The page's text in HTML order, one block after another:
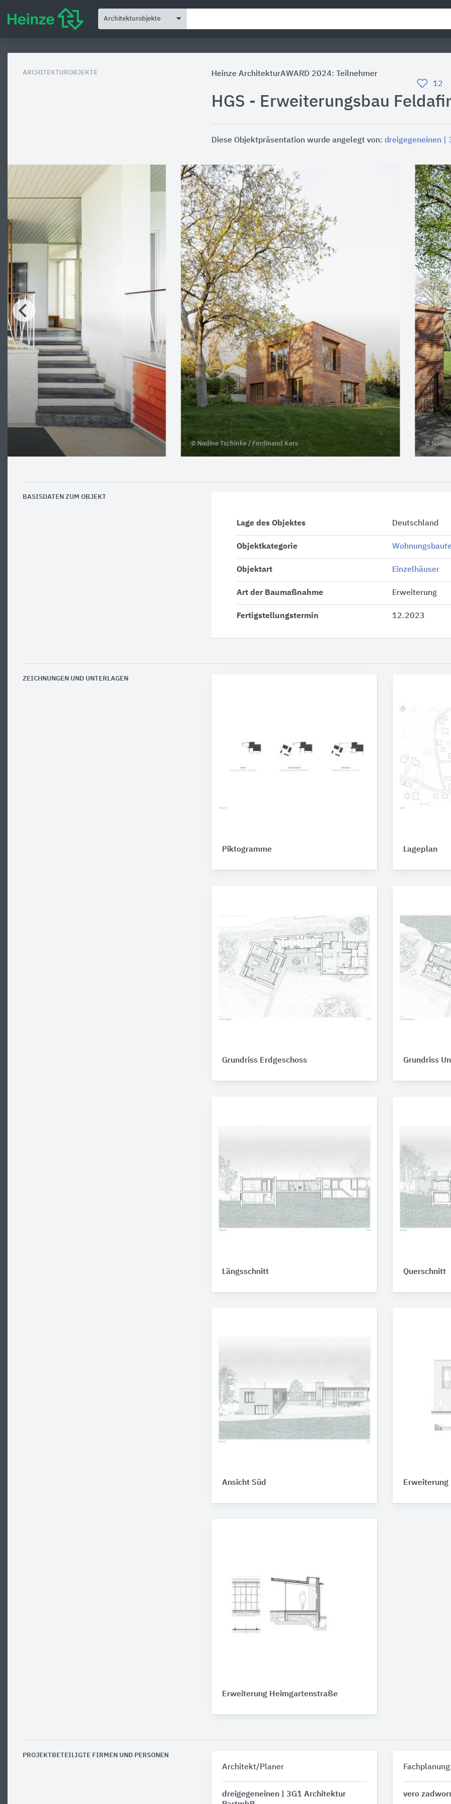
Architekturobjekte
ARCHITEKTUROBJEKTE
Heinze ArchitekturAWARD 2024: Teilnehmer
12
HGS - Erweiterungsbau
Diese Objektpräsentation wurde angelegt von: dreigegeneinen |
© Nadine Tschinke / Ferdinand Kers ©
BASISDATEN ZUM OBJEKT
Lage des Objektes Deutschland
Objektkategorie
Objektart Einzelhäuser
Art der Baumaßnahme Erweiterung
Fertigstellungstermin 12.2023
ZEICHNUNGEN UND UNTERLAGEN
Piktogramme Lageplan
Grundriss Erdgeschoss Grundriss
Längsschnitt Querschnitt
Ansicht Süd
Erweiterung Heimgartenstraße
PROJEKTBETEILIGTE FIRMEN UND PERSONEN
Architekt/Planer
dreigegeneinen | 3G1 Architektur
vero